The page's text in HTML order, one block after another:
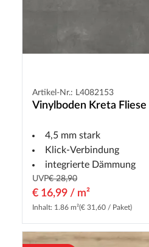
Artikel-Nr.: L4082153
Vinylboden Kreta Fliese
4,5 mm stark
Klick-Verbindung
integrierte Dämmung
UVP€ 28,90
€ 16,99 / m²
Inhalt: 1.86 m²(€ 31,60 / Paket)